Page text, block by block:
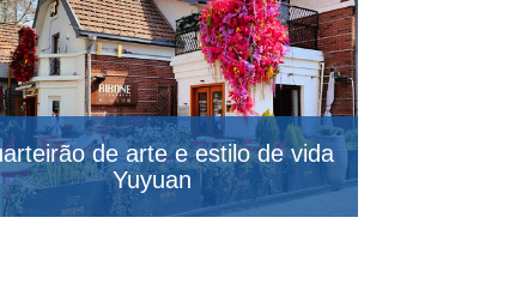
de arte e estilo de vida
Yuyuan